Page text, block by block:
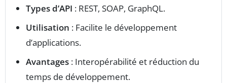
Types d’API : REST, SOAP, GraphQL.
Utilisation : Facilite le développement
d’applications.
Avantages : Interopérabilité et réduction du
temps de développement.